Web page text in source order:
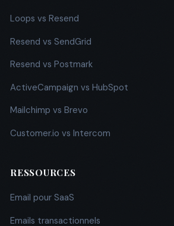
Loops vs Resend
Resend vs SendGrid
Resend vs Postmark
ActiveCampaign vs HubSpot
Mailchimp vs Brevo
Customer.io vs Intercom
RESSOURCES
Email pour SaaS
Emails transactionnels